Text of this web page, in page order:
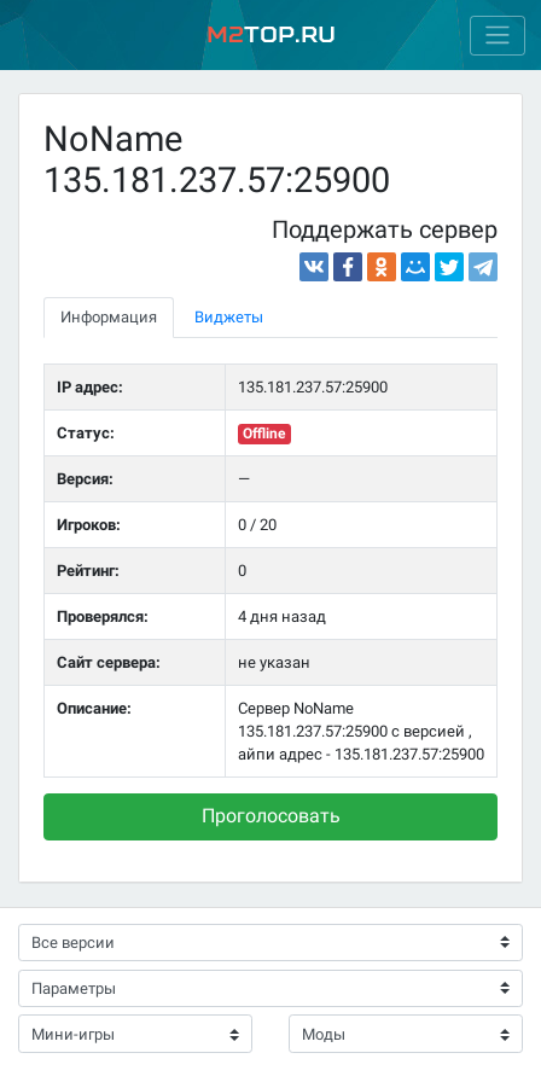
M2Top.ru
NoName
135.181.237.57:25900
Поддержать сервер
Информация Виджеты
IP адрес: 135.181.237.57:25900
Статус: Offline
Версия: —
Игроков: 0 / 20
Рейтинг: 0
Проверялся: 4 дня назад
Сайт сервера: не указан
Описание:
Сервер NoName
135.181.237.57:25900 с версией ,
айпи адрес - 135.181.237.57:25900
Проголосовать